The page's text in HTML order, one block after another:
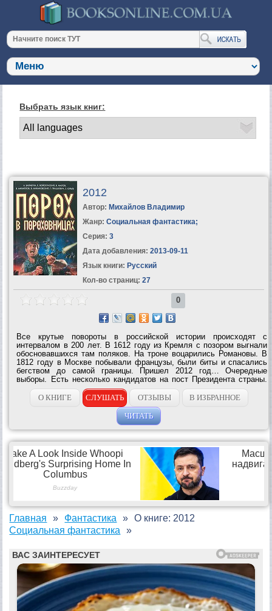
Выбрать язык книг:
2012
Автор: Михайлов Владимир
Жанр: Социальная фантастика;
Серия: 3
Дата добавления: 2013-09-11
Язык книги: Русский
Кол-во страниц: 27
0
Все крутые повороты в российской истории происходят с
интервалом в 200 лет. В 1612 году из Кремля с позором выгнали
обосновавшихся там поляков. На троне воцарились Романовы. В
1812 году в Москве побывали французы, были биты и спасались
бегством до самой границы. Пришел 2012 год… Очередные
выборы. Есть несколько кандидатов на пост Президента страны.
Однако события будут развиваться самым непредсказуемым...
О КНИГЕ
СЛУШАТЬ ОТЗЫВЫ
В ИЗБРАННОЕ
ЧИТАТЬ
Главная
Фантастика
Социальная фантастика
О книге: 2012